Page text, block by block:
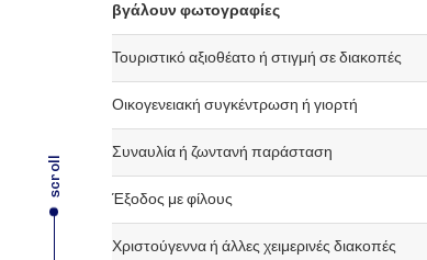
scroll
βγάλουν φωτογραφίες
Τουριστικό αξιοθέατο ή στιγμή σε διακοπές
Οικογενειακή συγκέντρωση ή γιορτή
Συναυλία ή ζωντανή παράσταση
Έξοδος με φίλους
Χριστούγεννα ή άλλες χειμερινές διακοπές